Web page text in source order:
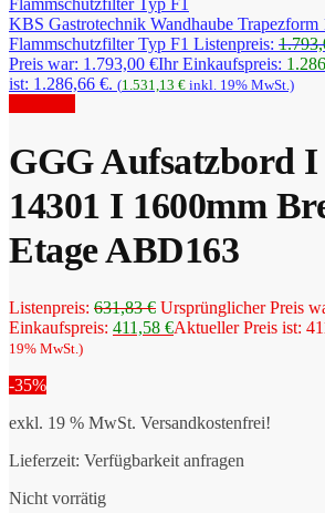
KBS Gastrotechnik Wandhaube Trapezform
Flammschutzfilter Typ F1 Listenpreis:
Preis war: 1.793,00 €Ihr Einkaufspreis:
ist: 1.286,66 €. (1.531,13 € inkl. 19% MwSt.)
GGG Aufsatzbord
14301 I 1600mm
Etage ABD163
Listenpreis: 631,83€ Ursprünglicher Preis
Einkaufspreis: 411,58 €Aktueller Preis ist:
19% MwSt.)
-35%
exkl. 19 % MwSt. Versandkostenfrei!
Lieferzeit: Verfügbarkeit anfragen
Nicht vorrätig